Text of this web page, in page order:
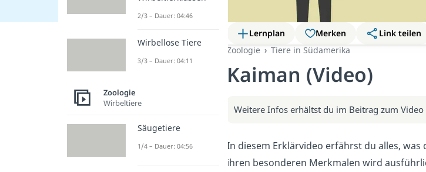
Lernplan Merken
Link teilen
Zoologie
Tiere in Südamerika
Kaiman (Video)
Weitere Infos erhältst du im Beitrag zum Video
In diesem Erklärvideo erfährst du alles,
ihren besonderen Merkmalen wird
2/3 – Dauer: 04:46
Wirbellose Tiere
3/3 – Dauer: 04:11
Zoologie
Wirbeltiere
Säugetiere
1/4 – Dauer: 04:56